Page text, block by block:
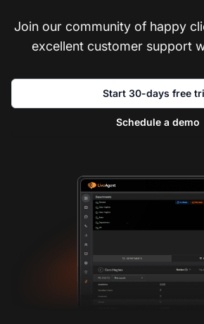
Join our community of happy
excellent customer support
Start 30-days free
Schedule a demo